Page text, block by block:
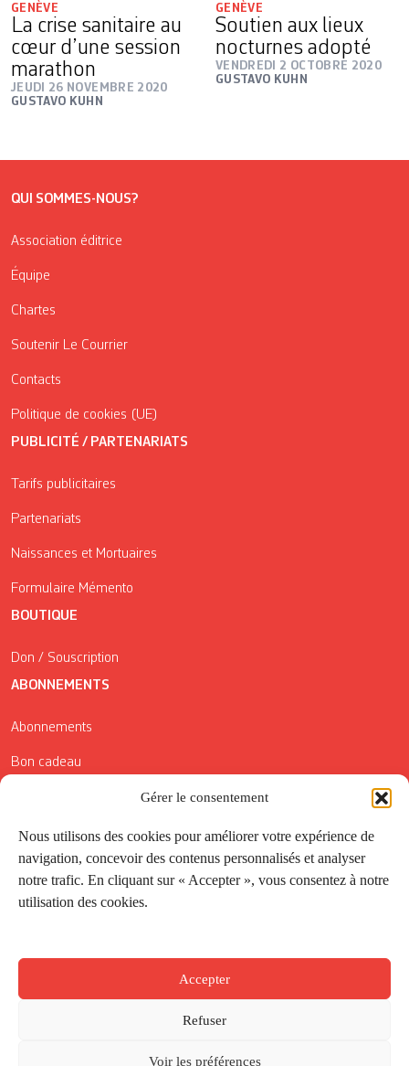
Gérer le consentement
Nous utilisons des cookies pour améliorer votre expérience de
navigation, concevoir des contenus personnalisés et analyser
notre trafic. En cliquant sur « Accepter », vous consentez à notre
utilisation des cookies.
Accepter
Refuser
Voir les préférences
GENÈVE
La crise sanitaire au
cœur d’une session
marathon
JEUDI 26 NOVEMBRE 2020
GUSTAVO KUHN
GENÈVE
Soutien aux lieux
nocturnes adopté
VENDREDI 2 OCTOBRE 2020
GUSTAVO KUHN
QUI SOMMES-NOUS?
Association éditrice
Équipe
Chartes
Soutenir Le Courrier
Contacts
Politique de cookies (UE)
PUBLICITÉ / PARTENARIATS
Tarifs publicitaires
Partenariats
Naissances et Mortuaires
Formulaire Mémento
BOUTIQUE
Don / Souscription
ABONNEMENTS
Abonnements
Bon cadeau
Conditions générales de vente
Réductions de la Carte Côté Courrier
Application